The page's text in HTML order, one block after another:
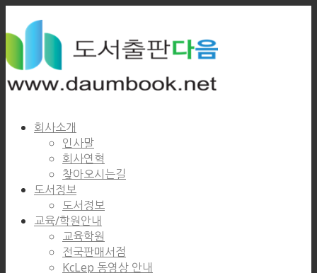
회사소개
인사말
회사연혁
찾아오시는길
도서정보
도서정보
교육/학원안내
교육학원
전국판매서점
KcLep 동영상 안내